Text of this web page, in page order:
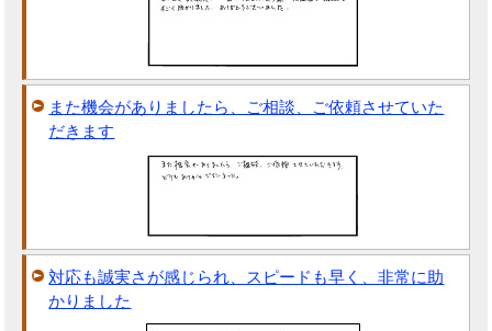
また機会がありましたら、ご相談、ご依頼させていた
だきます
対応も誠実さが感じられ、スピードも早く、非常に助
かりました